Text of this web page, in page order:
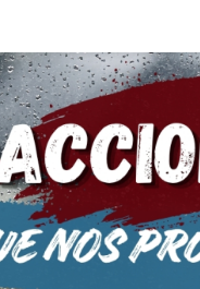
OPINIÓN SOCIEDAD